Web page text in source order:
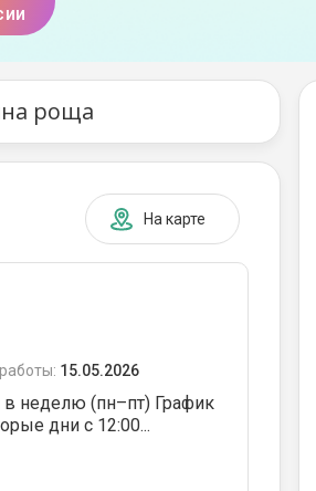
4 часа
5 часов
6 часов
7 часов
10 часов
11 часов
5 дней
6 дней
7 дней
роща
На карте
15.05.2026
неделю (пн–пт) График
дни с 12:00...